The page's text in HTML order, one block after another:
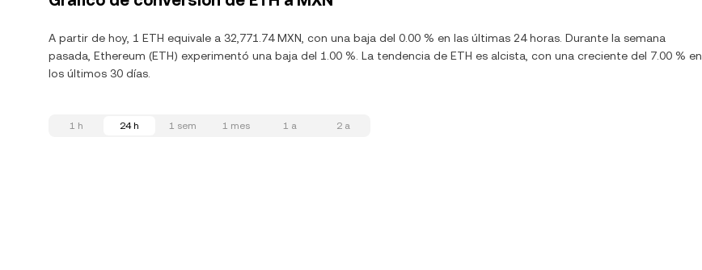
A partir de hoy, 1 ETH equivale a 32,771.74 MXN, con una baja del 0.00 % en las últimas 24 horas. Durante la semana
pasada, Ethereum (ETH) experimentó una baja del 1.00 %. La tendencia de ETH es alcista, con una creciente del 7.00 % en
los últimos 30 días.
1 h 24 h 1 sem 1 mes 1 a 2 a